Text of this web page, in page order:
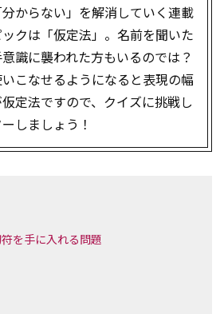
分からない」を解消していく連載
クは「仮定法」。名前を聞いた
識に襲われた方もいるのでは？
こなせるようになると表現の幅
定法ですので、クイズに挑戦し
しましょう！
を手に入れる問題